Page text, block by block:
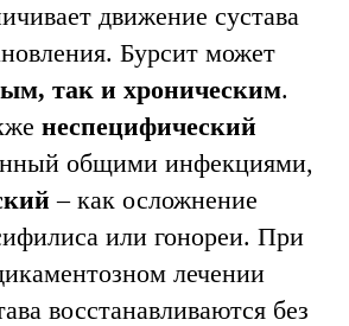
движение сустава
Бурсит может
так и хроническим.
неспецифический
общими инфекциями,
– как осложнение
или гонореи. При
лечении
восстанавливаются без